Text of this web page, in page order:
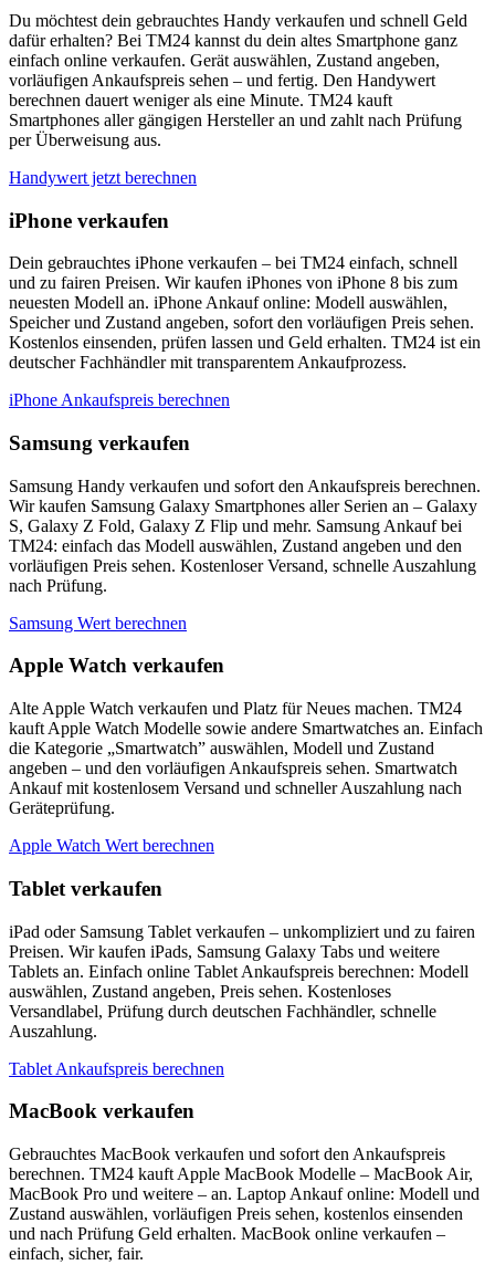
Du möchtest dein gebrauchtes Handy verkaufen und schnell Geld
dafür erhalten? Bei TM24 kannst du dein altes Smartphone ganz
einfach online verkaufen. Gerät auswählen, Zustand angeben,
vorläufigen Ankaufspreis sehen – und fertig. Den Handywert
berechnen dauert weniger als eine Minute. TM24 kauft
Smartphones aller gängigen Hersteller an und zahlt nach Prüfung
per Überweisung aus.
Handywert jetzt berechnen
iPhone verkaufen
Dein gebrauchtes iPhone verkaufen – bei TM24 einfach, schnell
und zu fairen Preisen. Wir kaufen iPhones von iPhone 8 bis zum
neuesten Modell an. iPhone Ankauf online: Modell auswählen,
Speicher und Zustand angeben, sofort den vorläufigen Preis sehen.
Kostenlos einsenden, prüfen lassen und Geld erhalten. TM24 ist ein
deutscher Fachhändler mit transparentem Ankaufprozess.
iPhone Ankaufspreis berechnen
Samsung verkaufen
Samsung Handy verkaufen und sofort den Ankaufspreis berechnen.
Wir kaufen Samsung Galaxy Smartphones aller Serien an – Galaxy
S, Galaxy Z Fold, Galaxy Z Flip und mehr. Samsung Ankauf bei
TM24: einfach das Modell auswählen, Zustand angeben und den
vorläufigen Preis sehen. Kostenloser Versand, schnelle Auszahlung
nach Prüfung.
Samsung Wert berechnen
Apple Watch verkaufen
Alte Apple Watch verkaufen und Platz für Neues machen. TM24
kauft Apple Watch Modelle sowie andere Smartwatches an. Einfach
die Kategorie „Smartwatch” auswählen, Modell und Zustand
angeben – und den vorläufigen Ankaufspreis sehen. Smartwatch
Ankauf mit kostenlosem Versand und schneller Auszahlung nach
Geräteprüfung.
Apple Watch Wert berechnen
Tablet verkaufen
iPad oder Samsung Tablet verkaufen – unkompliziert und zu fairen
Preisen. Wir kaufen iPads, Samsung Galaxy Tabs und weitere
Tablets an. Einfach online Tablet Ankaufspreis berechnen: Modell
auswählen, Zustand angeben, Preis sehen. Kostenloses
Versandlabel, Prüfung durch deutschen Fachhändler, schnelle
Auszahlung.
Tablet Ankaufspreis berechnen
MacBook verkaufen
Gebrauchtes MacBook verkaufen und sofort den Ankaufspreis
berechnen. TM24 kauft Apple MacBook Modelle – MacBook Air,
MacBook Pro und weitere – an. Laptop Ankauf online: Modell und
Zustand auswählen, vorläufigen Preis sehen, kostenlos einsenden
und nach Prüfung Geld erhalten. MacBook online verkaufen –
einfach, sicher, fair.